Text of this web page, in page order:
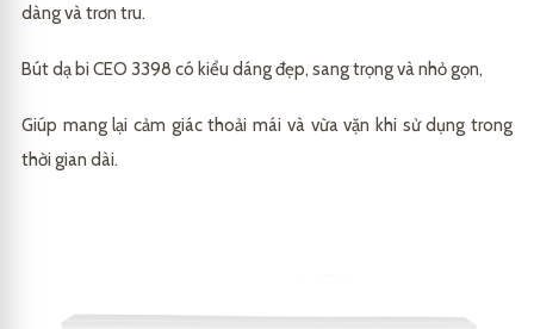
dàng và trơn tru.
Bút dạ bi CEO 3398 có kiểu dáng đẹp, sang trọng và nhỏ gọn,
Giúp mang lại cảm giác thoải mái và vừa vặn khi sử dụng trong
thời gian dài.